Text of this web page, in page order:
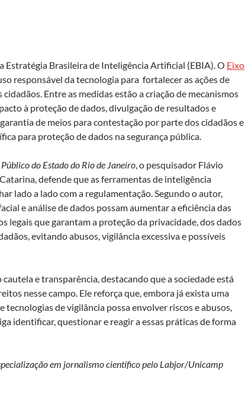
Estratégia Brasileira de Inteligência Artificial (EBIA). O Eixo
responsável da tecnologia para fortalecer as ações de
Entre as medidas estão a criação de mecanismos
à proteção de dados, divulgação de resultados e
de meios para contestação por parte dos cidadãos e
para proteção de dados na segurança pública.
do Estado do Rio de Janeiro, o pesquisador Flávio
defende que as ferramentas de inteligência
lado a lado com a regulamentação. Segundo o autor,
e análise de dados possam aumentar a eficiência das
legais que garantam a proteção da privacidade, dos dados
evitando abusos, vigilância excessiva e possíveis
cautela e transparência,destacando que a sociedade está
nesse campo. Ele reforça que, embora já exista uma
tecnologias de vigilância possa envolver riscos e abusos,
identificar, questionar e reagir a essas práticas de forma
em jornalismo científico pelo Labjor/Unicamp